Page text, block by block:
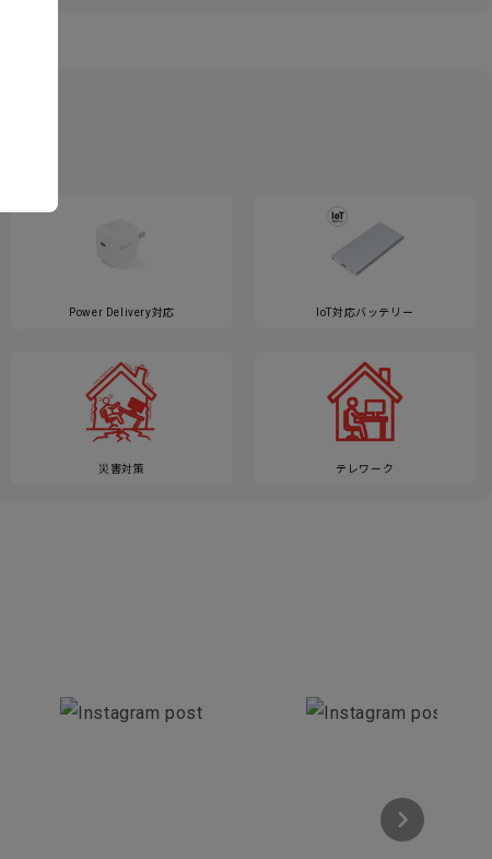
Power Delivery対応 IoT対応バッテリー
災害対策 テレワーク